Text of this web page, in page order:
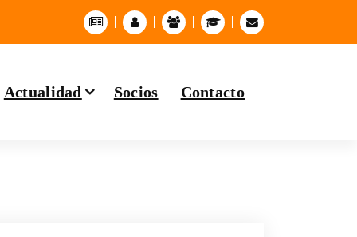
Actualidad Socios Contacto